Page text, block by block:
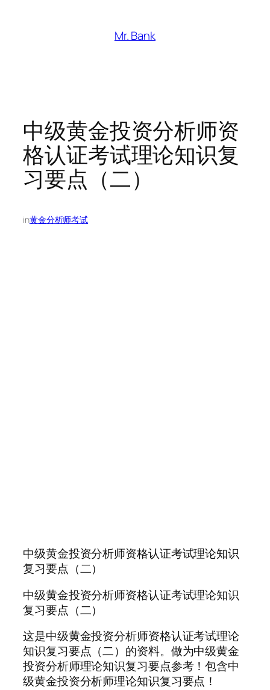
Mr. Bank
中级黄金投资分析师资
格认证考试理论知识复
习要点（二）
in黄金分析师考试
中级黄金投资分析师资格认证考试理论知识
复习要点（二）
中级黄金投资分析师资格认证考试理论知识
复习要点（二）
这是中级黄金投资分析师资格认证考试理论
知识复习要点（二）的资料。做为中级黄金
投资分析师理论知识复习要点参考！包含中
级黄金投资分析师理论知识复习要点！